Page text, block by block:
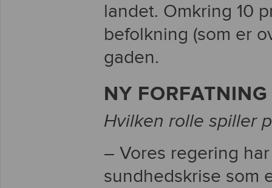
landet. Omkring 10
befolkning (som er
gaden.
NY
Hvilken rolle spiller
– Vores regering
sundhedskrise som